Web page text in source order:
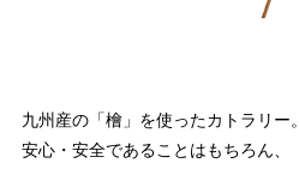
九州産の「檜」を使ったカトラリー。
安心・安全であることはもちろん、